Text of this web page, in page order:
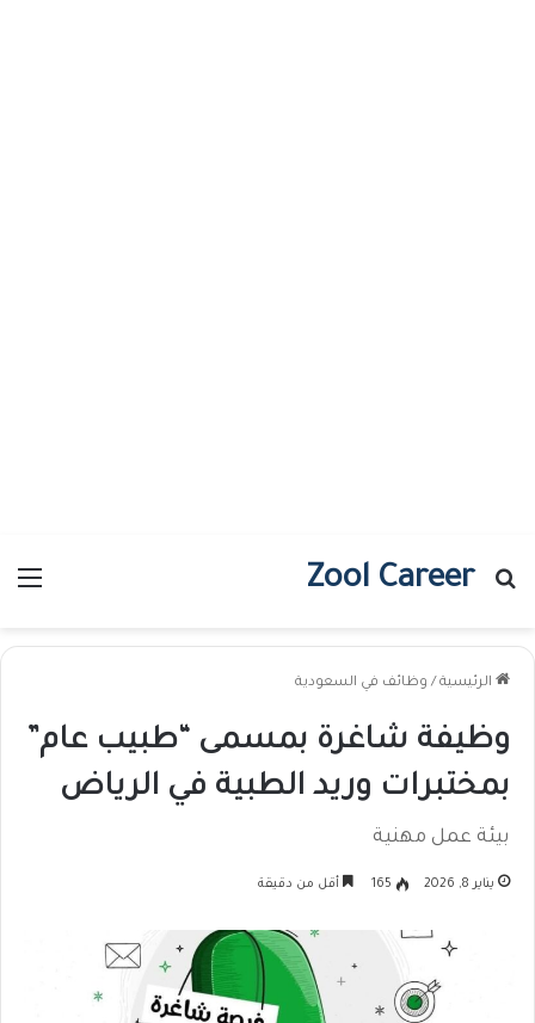
Zool Career
بحث عن
الرئيسية / وظائف في السعودية
وظيفة شاغرة بمسمى “طبيب عام”
بمختبرات وريد الطبية في الرياض
بيئة عمل مهنية
يناير 8, 2026 165 أقل من دقيقة